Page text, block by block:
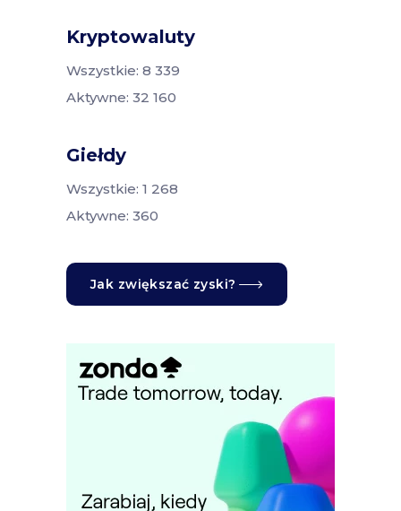
Kryptowaluty
Wszystkie: 8 339
Aktywne: 32 160
Giełdy
Wszystkie: 1 268
Aktywne: 360
Jak zwiększać zyski?